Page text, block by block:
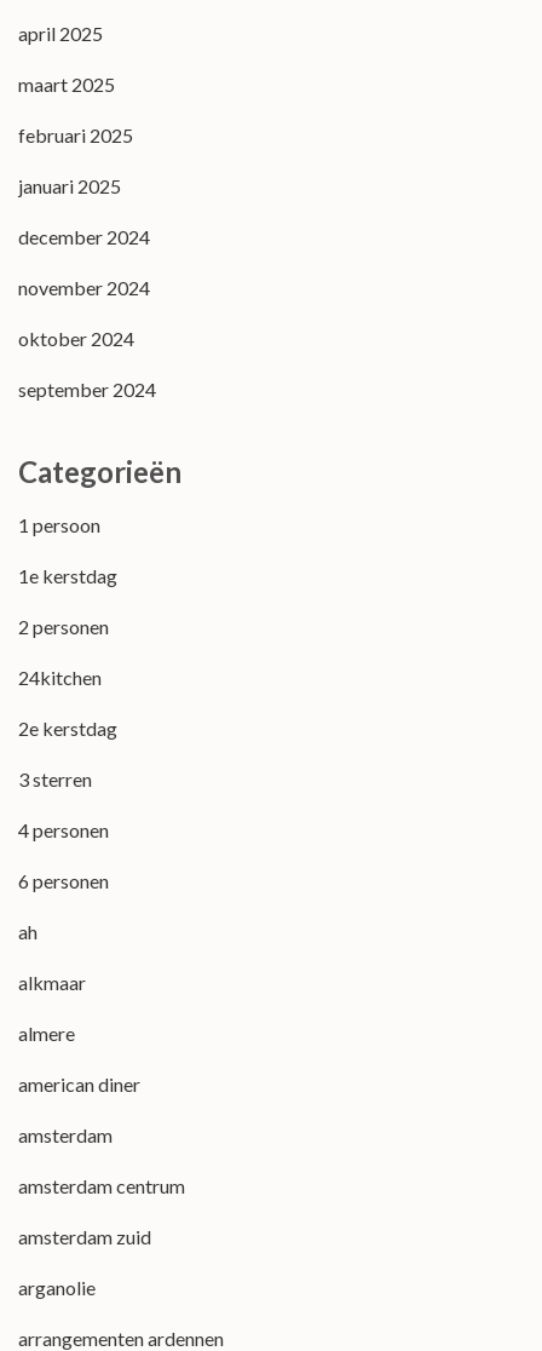
april 2025
maart 2025
februari 2025
januari 2025
december 2024
november 2024
oktober 2024
september 2024
Categorieën
1 persoon
1e kerstdag
2 personen
24kitchen
2e kerstdag
3 sterren
4 personen
6 personen
ah
alkmaar
almere
american diner
amsterdam
amsterdam centrum
amsterdam zuid
arganolie
arrangementen ardennen